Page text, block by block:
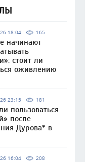
18:04 165
начинают
стоит ли
оживлению
23:15 181
пользоваться
после
Дурова* в
16:04 208